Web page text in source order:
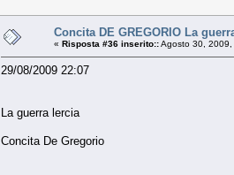
Concita DE GREGORIO La
« Risposta #36 inserito::Agosto 30,
29/08/2009 22:07
La guerra lercia
Concita De Gregorio